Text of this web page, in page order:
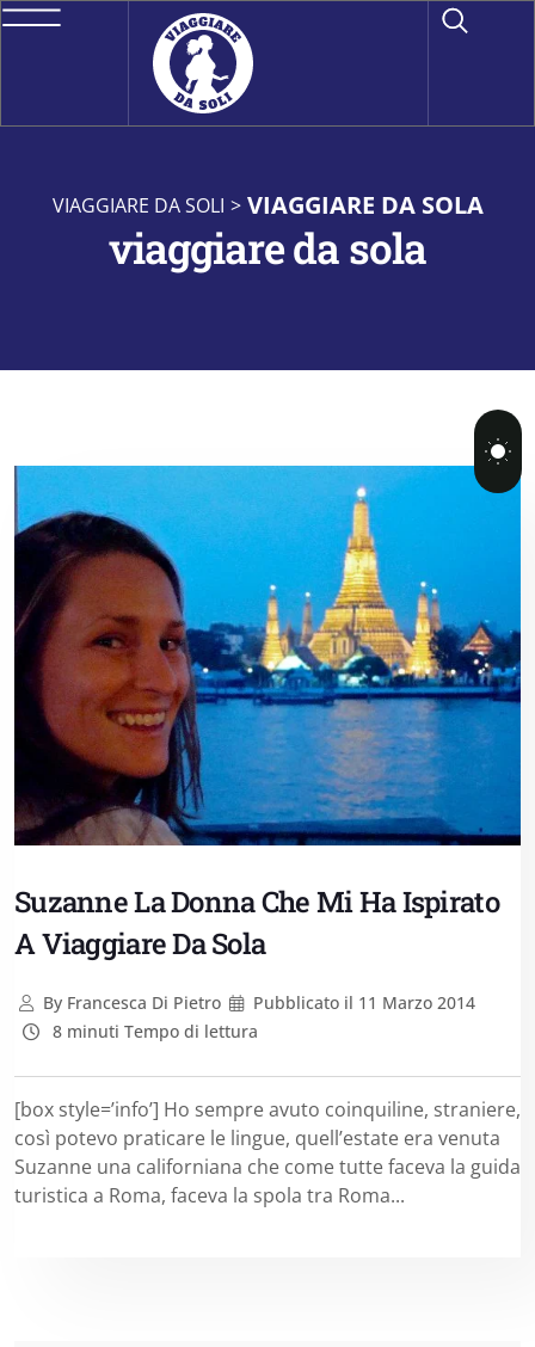
VIAGGIARE DA SOLI > VIAGGIARE DA SOLA
viaggiare da sola
Suzanne La Donna Che Mi Ha Ispirato
A Viaggiare Da Sola
ByFrancesca Di Pietro Pubblicato il 11 Marzo 2014
8 minuti Tempo di lettura
[box style=’info’] Ho sempre avuto coinquiline, straniere,
così potevo praticare le lingue, quell’estate era venuta
Suzanne una californiana che come tutte faceva la guida
turistica a Roma, faceva la spola tra Roma...